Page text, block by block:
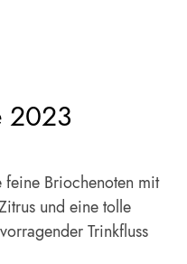
2023
Briochenoten mit
und eine tolle
Trinkfluss